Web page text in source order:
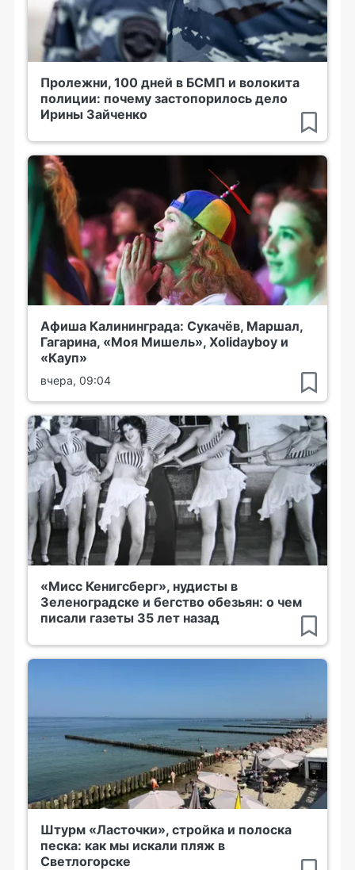
Пролежни, 100 дней в БСМП и волокита
полиции: почему застопорилось дело
Ирины Зайченко
Афиша Калининграда: Сукачёв, Маршал,
Гагарина, «Моя Мишель», Xolidayboy и
«Кауп»
вчера, 09:04
«Мисс Кенигсберг», нудисты в
Зеленоградске и бегство обезьян: о чем
писали газеты 35 лет назад
Штурм «Ласточки», стройка и полоска
песка: как мы искали пляж в
Светлогорске